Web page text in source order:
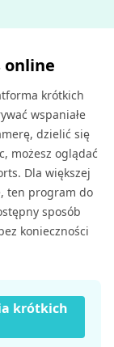
online
krótkich
wspaniałe
dzielić się
możesz oglądać
Dla większej
ten program do
sposób
konieczności
krótkich